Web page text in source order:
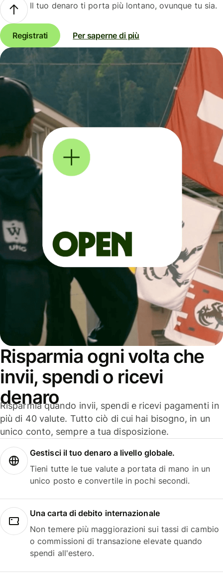
Il tuo denaro ti porta più lontano, ovunque tu sia.
Registrati Per saperne di più
Risparmia ogni volta che
invii, spendi o ricevi
denaro
Risparmia quando invii, spendi e ricevi pagamenti in
più di 40 valute. Tutto ciò di cui hai bisogno, in un
unico conto, sempre a tua disposizione.
Gestisci il tuo denaro a livello globale.
Tieni tutte le tue valute a portata di mano in un
unico posto e convertile in pochi secondi.
Una carta di debito internazionale
Non temere più maggiorazioni sui tassi di cambio
o commissioni di transazione elevate quando
spendi all'estero.